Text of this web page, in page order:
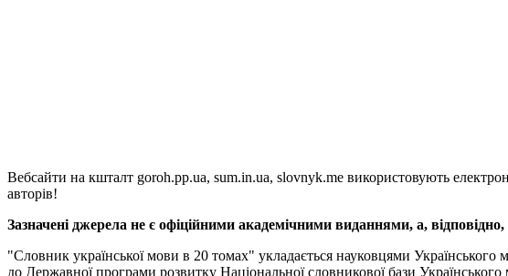
Вебсайти на кшталт goroh.pp.ua, sum.in.ua, slovnyk.me використовують
авторів!
Зазначені джерела не є офіційними академічними виданнями, а,
"Словник української мови в 20 томах" укладається науковцями
до Державної програми розвитку Національної словникової бази